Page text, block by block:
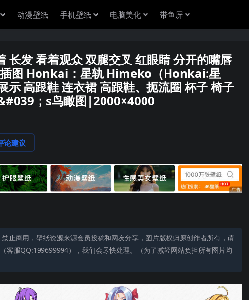
动漫壁纸 手机壁纸 电脑美化 带鱼屏
长发 看着观众 双腿交叉 红眼睛 分开的嘴唇
插图 Honkai：星轨 Himeko（Honkai:星
示 高跟鞋 连衣裙 高跟鞋、扼流圈 杯子 椅子
；s鸟瞰图|2000×4000
论建议
止商用，壁纸资源来源会员投稿和网友分享，图片版权归原创作者所有，请
客服QQ:199699994），我们会尽快处理。（为了减轻网站负担所有图片均